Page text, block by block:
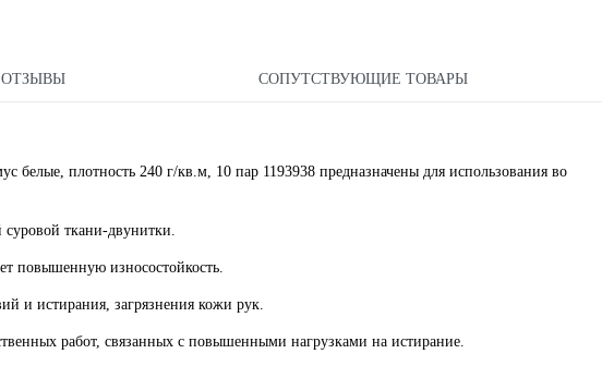
ОТЗЫВЫ СОПУТСТВУЮЩИЕ ТОВАРЫ
плотность 240 г/кв.м, 10 пар 1193938 предназначены для использования во
ткани-двунитки.
повышенную износостойкость.
и истирания, загрязнения кожи рук.
работ, связанных с повышенными нагрузками на истирание.